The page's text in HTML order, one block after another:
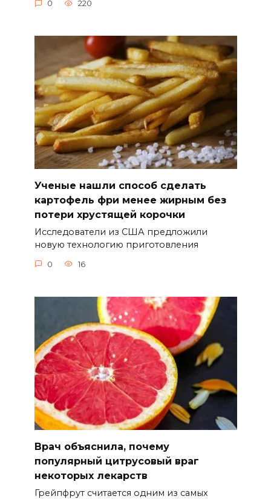
0 220
Ученые нашли способ сделать
картофель фри менее жирным без
потери хрустящей корочки
Исследователи из США предложили
новую технологию приготовления
0 16
Врач объяснила, почему
популярный цитрусовый враг
некоторых лекарств
Грейпфрут считается одним из самых